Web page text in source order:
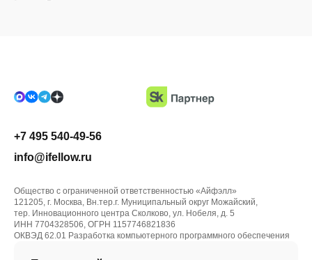
+7 495 540-49-56
info@ifellow.ru
Общество с ограниченной ответственностью «Айфэлл»
121205, г. Москва, Вн.тер.г. Муниципальный округ Можайский,
тер. Инновационного центра Сколково, ул. Нобеля, д. 5
ИНН 7704328506, ОГРН 1157746821836
ОКВЭД 62.01 Разработка компьютерного программного обеспечения